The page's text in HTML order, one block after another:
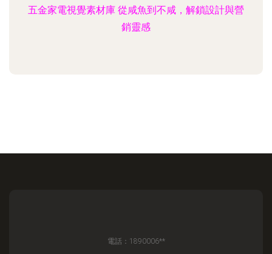
五金家電視覺素材庫 從咸魚到不咸，解鎖設計與營
銷靈感
電話：1890006**